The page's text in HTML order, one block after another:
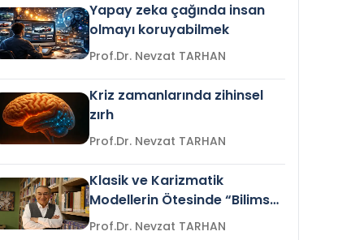
Yapay zeka çağında insan
olmayı koruyabilmek
Prof.Dr. Nevzat TARHAN
Kriz zamanlarında zihinsel
zırh
Prof.Dr. Nevzat TARHAN
Klasik ve Karizmatik
Modellerin Ötesinde “Bilimsel
Liderlik”
Prof.Dr. Nevzat TARHAN